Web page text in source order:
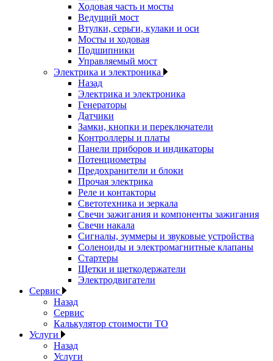
Ходовая часть и мосты
Ведущий мост
Втулки, серьги, кулаки и оси
Мосты и ходовая
Подшипники
Управляемый мост
Электрика и электроника
Назад
Электрика и электроника
Генераторы
Датчики
Замки, кнопки и переключатели
Контроллеры и платы
Панели приборов и индикаторы
Потенциометры
Предохранители и блоки
Прочая электрика
Реле и контакторы
Светотехника и зеркала
Свечи зажигания и компоненты зажигания
Свечи накала
Сигналы, зуммеры и звуковые устройства
Соленоиды и электромагнитные клапаны
Стартеры
Щетки и щеткодержатели
Электродвигатели
Сервис
Назад
Сервис
Калькулятор стоимости ТО
Услуги
Назад
Услуги